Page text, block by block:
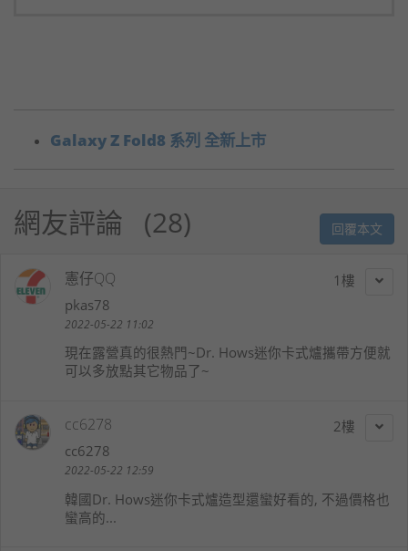
Galaxy Z Fold8 系列 全新上市
網友評論 28 回覆本文
1
憲仔QQ
pkas78
2022-05-22 11:02
現在露營真的很熱門~Dr. Hows迷你卡式爐攜帶方便就
可以多放點其它物品了~
2
cc6278
cc6278
2022-05-22 12:59
韓國Dr. Hows迷你卡式爐造型還蠻好看的, 不過價格也
蠻高的...